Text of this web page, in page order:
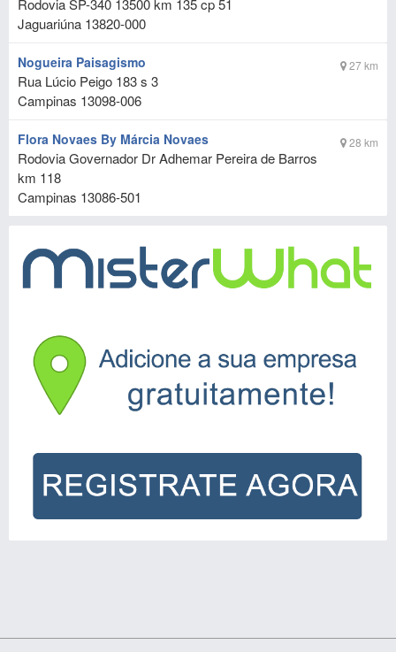
Rodovia SP-340 13500 km 135 cp 51
Jaguariúna 13820-000
27 km
Nogueira Paisagismo
Rua Lúcio Peigo 183 s 3
Campinas 13098-006
28 km
Flora Novaes By Márcia Novaes
Rodovia Governador Dr Adhemar Pereira de Barros
km 118
Campinas 13086-501